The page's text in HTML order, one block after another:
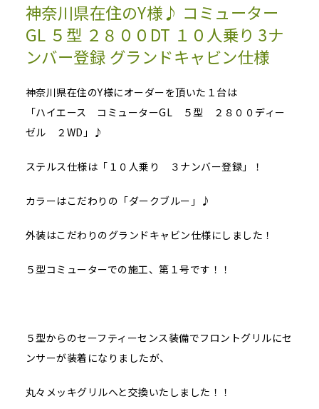
神奈川県在住のY様♪ コミューター
GL ５型 ２８００DT １０人乗り 3ナ
ンバー登録 グランドキャビン仕様
神奈川県在住のY様にオーダーを頂いた１台は
「ハイエース コミューターGL ５型 ２８００ディー
ゼル ２WD」♪
ステルス仕様は「１０人乗り ３ナンバー登録」！
カラーはこだわりの「ダークブルー」♪
外装はこだわりのグランドキャビン仕様にしました！
５型コミューターでの施工、第１号です！！
５型からのセーフティーセンス装備でフロントグリルにセ
ンサーが装着になりましたが、
丸々メッキグリルへと交換いたしました！！